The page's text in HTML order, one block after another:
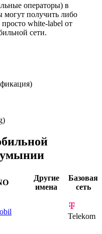
операторы) в
получить либо
white-label от
сети.
Другие
имена
Базовая
сеть
Telekom